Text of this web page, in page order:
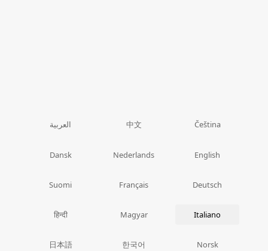
العربية 中文 Čeština
Dansk Nederlands English
Suomi Français Deutsch
हिन्दी Magyar Italiano
日本語 한국어 Norsk